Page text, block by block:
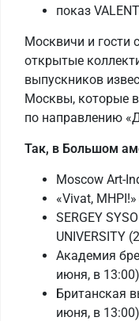
показ
Москвичи и гости
открытые
выпускников
Москвы, которые
по направлению
Так, в Большом
Moscow Art-
«Vivat,
SERGEY
UNIVERSITY
Академия
июня, в
Британская
июня, в